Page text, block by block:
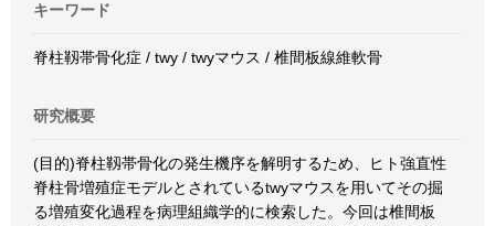
キーワード
脊柱靱帯骨化症 / twy / twyマウス / 椎間板線維軟骨
研究概要
(目的)脊柱靱帯骨化の発生機序を解明するため、ヒト強直性
脊柱骨増殖症モデルとされているtwyマウスを用いてその掘
る増殖変化過程を病理組織学的に検索した。今回は椎間板